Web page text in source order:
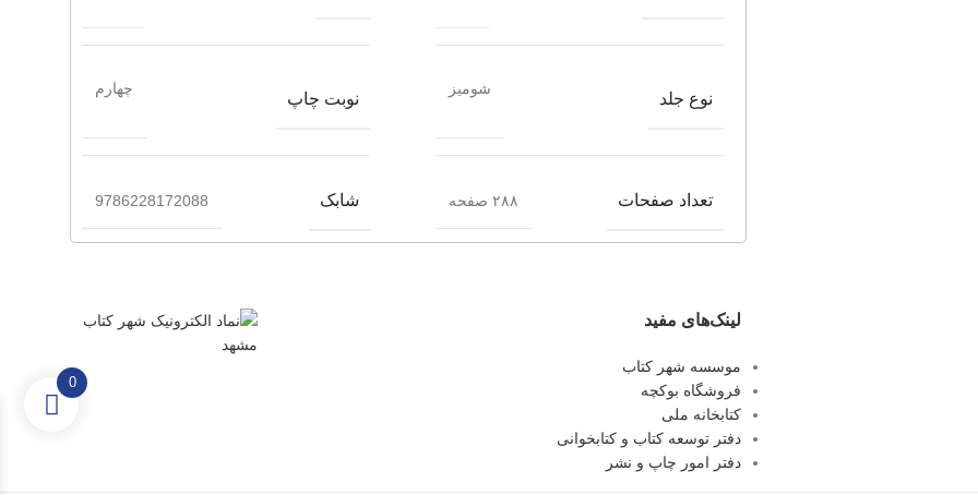
نوع جلد
شومیز
نوبت چاپ
چهارم
تعداد صفحات ۲۸۸ صفحه شابک 9786228172088
لینک‌های مفید
موسسه شهر کتاب
فروشگاه بوکچه
کتابخانه ملی
دفتر توسعه کتاب و کتابخوانی
دفتر امور چاپ و نشر
0